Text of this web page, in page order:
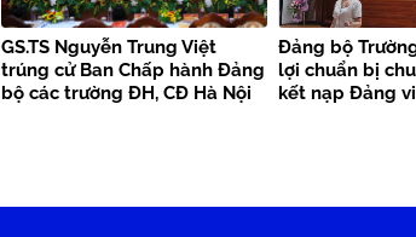
GS.TS Nguyễn Trung Việt
trúng cử Ban Chấp hành Đảng
bộ các trường ĐH, CĐ Hà Nội
Đảng bộ
lợi chuẩn bị
kết nạp Đảng